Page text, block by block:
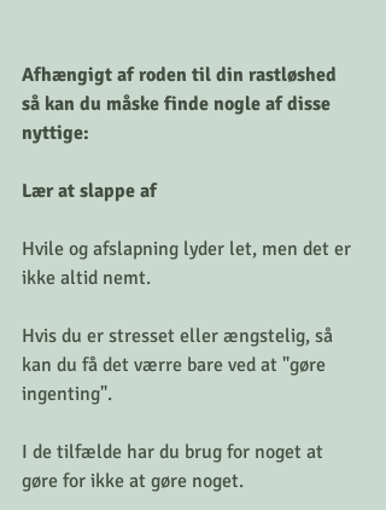
Afhængigt af roden til din rastløshed
så kan du måske finde nogle af disse
nyttige:
Lær at slappe af
Hvile og afslapning lyder let, men det er
ikke altid nemt.
Hvis du er stresset eller ængstelig, så
kan du få det værre bare ved at "gøre
ingenting".
I de tilfælde har du brug for noget at
gøre for ikke at gøre noget.